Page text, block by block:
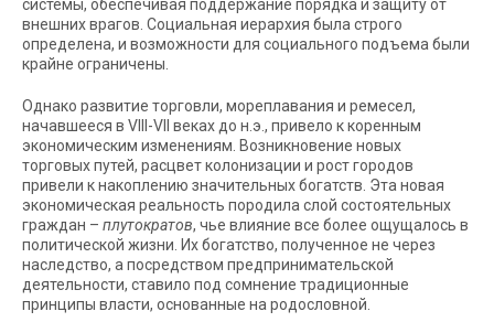
системы, обеспечивая поддержание порядка и защиту от
внешних врагов. Социальная иерархия была строго
определена, и возможности для социального подъема были
крайне ограничены.
Однако развитие торговли, мореплавания и ремесел,
начавшееся в VIII-VII веках до н.э., привело к коренным
экономическим изменениям. Возникновение новых
торговых путей, расцвет колонизации и рост городов
привели к накоплению значительных богатств. Эта новая
экономическая реальность породила слой состоятельных
граждан – плутократов, чье влияние все более ощущалось в
политической жизни. Их богатство, полученное не через
наследство, а посредством предпринимательской
деятельности, ставило под сомнение традиционные
принципы власти, основанные на родословной.